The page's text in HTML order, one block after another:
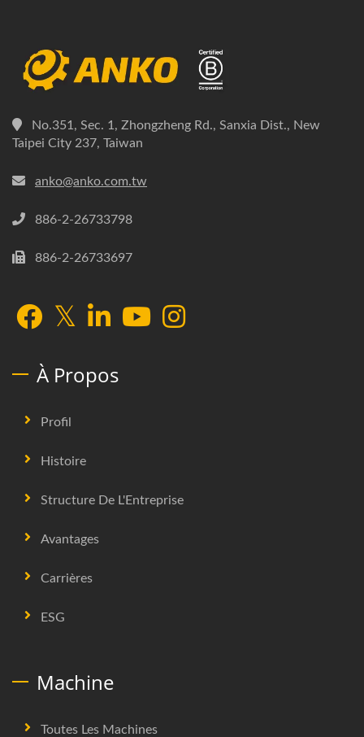
No.351, Sec. 1, Zhongzheng Rd., Sanxia Dist., New
Taipei City 237, Taiwan
anko@anko.com.tw
886-2-26733798
886-2-26733697
À Propos
Profil
Histoire
Structure De L'Entreprise
Avantages
Carrières
ESG
Machine
Toutes Les Machines